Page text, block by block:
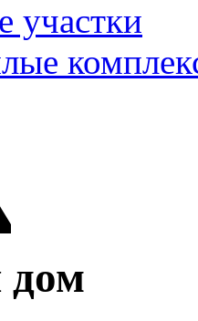
участки
дом